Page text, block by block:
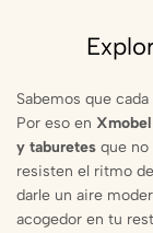
Sabemos que
Por eso en Xmobel
y taburetes que no
resisten el ritmo
darle un aire
acogedor en tu